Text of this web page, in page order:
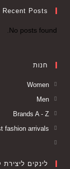
Recent Posts
No posts found.
חנות
Women
Men
Brands A - Z
fashion arrivals
לינקים